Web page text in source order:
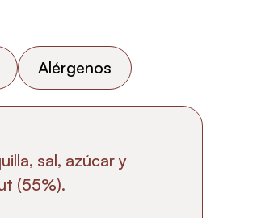
Alérgenos
sal, azúcar y
(55%).